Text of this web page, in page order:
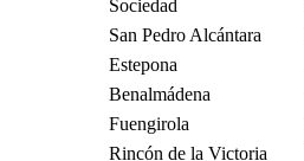
Sociedad
San Pedro Alcántara
Estepona
Benalmádena
Fuengirola
Rincón de la Victoria